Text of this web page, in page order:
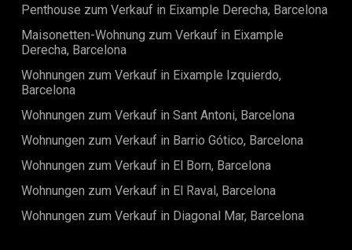
Penthouse zum Verkauf in Eixample Derecha, Barcelona
Maisonetten-Wohnung zum Verkauf in Eixample
Derecha, Barcelona
Wohnungen zum Verkauf in Eixample Izquierdo,
Barcelona
Wohnungen zum Verkauf in Sant Antoni, Barcelona
Wohnungen zum Verkauf in Barrio Gótico, Barcelona
Wohnungen zum Verkauf in El Born, Barcelona
Wohnungen zum Verkauf in El Raval, Barcelona
Wohnungen zum Verkauf in Diagonal Mar, Barcelona